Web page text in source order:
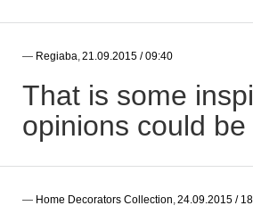
— Regiaba,21.09.2015 / 09:40
That is some
opinions could
— Home Decorators Collection,24.09.2015 /